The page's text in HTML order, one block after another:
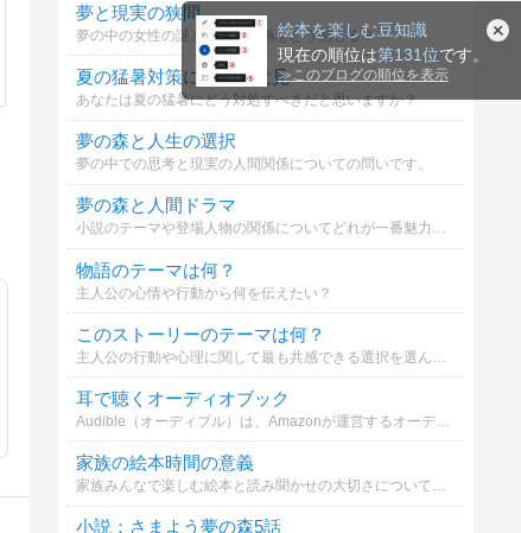
絵本を楽しむ豆知識
現在の順位は第131位です。
≫ このブログの順位を表示
夢と現実の狭間
夢の中の女性の謎と現実の関係をどう感じる？
夏の猛暑対策に関する意見
あなたは夏の猛暑にどう対処すべきだと思いますか？
夢の森と人生の選択
夢の中での思考と現実の人間関係についての問いです。
夢の森と人間ドラマ
小説のテーマや登場人物の関係についてどれが一番魅力的か選んでください。
物語のテーマは何？
主人公の心情や行動から何を伝えたい？
このストーリーのテーマは何？
耳で聴くオーディオブック
Audible（オーディブル）は、Amazonが運営するオーディオブック・サービスです。プロのナレーターや人気声優が朗読してくれる本を、スマホやタブレットで気軽に「耳から」楽しめます。
家族の絵本時間の意義
家族みんなで楽しむ絵本と読み聞かせの大切さについてどう思いますか？
小説：さまよう夢の森5話